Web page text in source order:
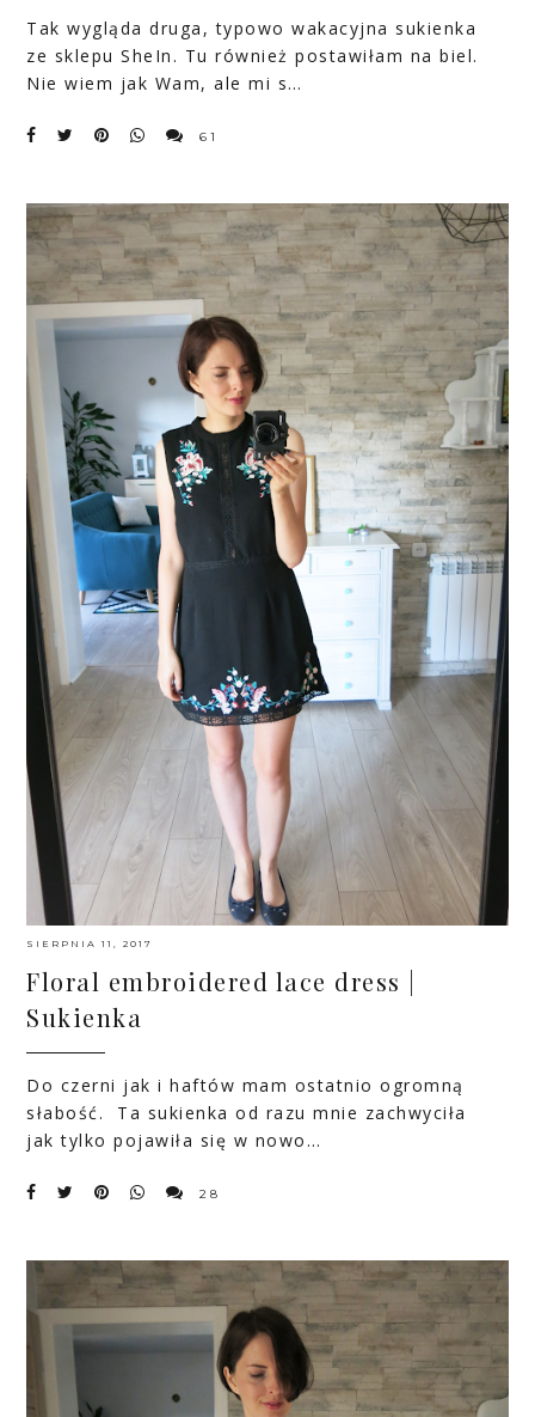
Tak wygląda druga, typowowakacyjna sukienka
ze sklepu SheIn . Tu również postawiłam na biel.
Nie wiem jak Wam, ale mi s…
61
SIERPNIA 11, 2017
Floral embroidered lace dress |
Sukienka
Do czerni jak i haftów mam ostatnio ogromną
słabość. Ta sukienka od razu mnie zachwyciła
jak tylko pojawiła się w nowo…
28